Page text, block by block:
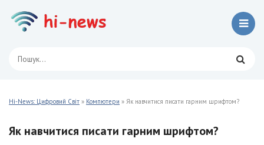
Hi-News: Цифровий Світ » Компютери » Як навчитися писати гарним шрифтом?
Як навчитися писати гарним шрифтом?